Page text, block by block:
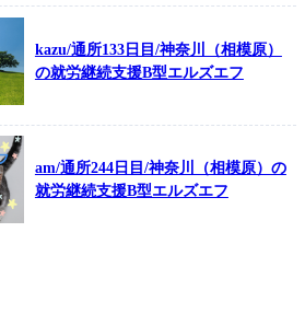
kazu/通所133日目/神奈川（相模原）
の就労継続支援B型エルズエフ
am/通所244日目/神奈川（相模原）の
就労継続支援B型エルズエフ